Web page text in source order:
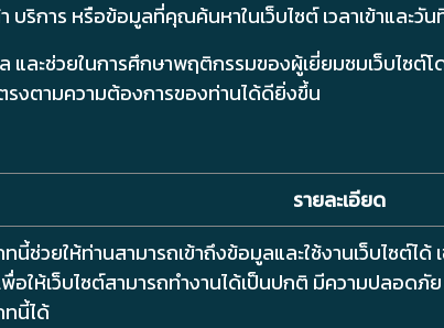
บริการ หรือข้อมูลที่คุณค้นหาในเว็บไซต์ เวลาเข้าและ
และช่วยในการศึกษาพฤติกรรมของผู้เยี่ยมชมเว็บไซ
รงตามความต้องการของท่านได้ดียิ่งขึ้น
รายละเอียด
นี้ช่วยให้ท่านสามารถเข้าถึงข้อมูลและใช้งานเว็บไซต์ได้
อให้เว็บไซต์สามารถทำงานได้เป็นปกติ มีความปลอดภั
ทนี้ได้